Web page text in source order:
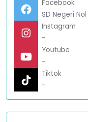
Facebook
SD Negeri
Instagram
-
Youtube
-
Tiktok
-